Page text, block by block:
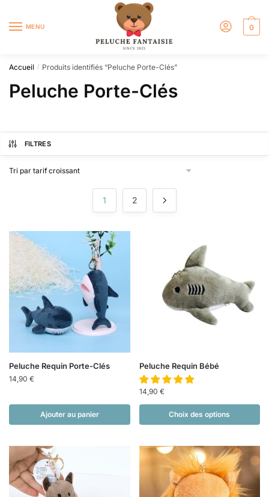
MENU 0
Accueil / Produits identifiés “Peluche Porte-Clés”
Peluche Porte-Clés
FILTRES
1 2
Peluche Requin Porte-Clés
14,90 €
Ajouter au panier
Peluche Requin Bébé
14,90 €
Choix des options